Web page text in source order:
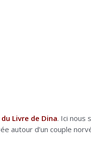
Livre de Dina. Ici nous
autour d’un couple